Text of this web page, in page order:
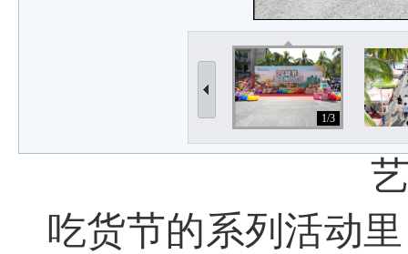
1/3
吃货节的系列活动